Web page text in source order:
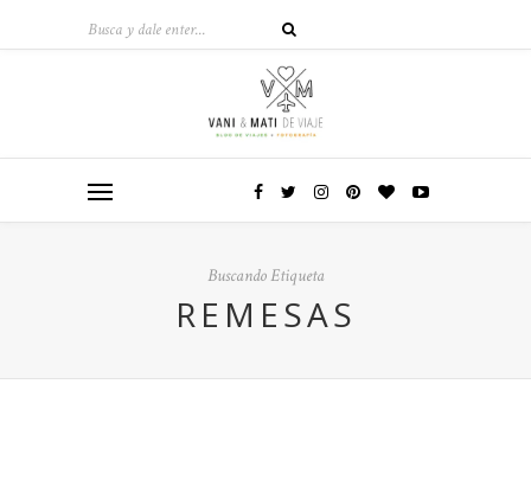
Buscando Etiqueta
REMESAS